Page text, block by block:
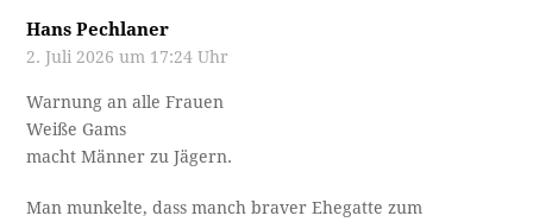
Hans Pechlaner
2. Juli 2026 um 17:24 Uhr
Warnung an alle Frauen
Weiße Gams
macht Männer zu Jägern.
Man munkelte, dass manch braver Ehegatte zum